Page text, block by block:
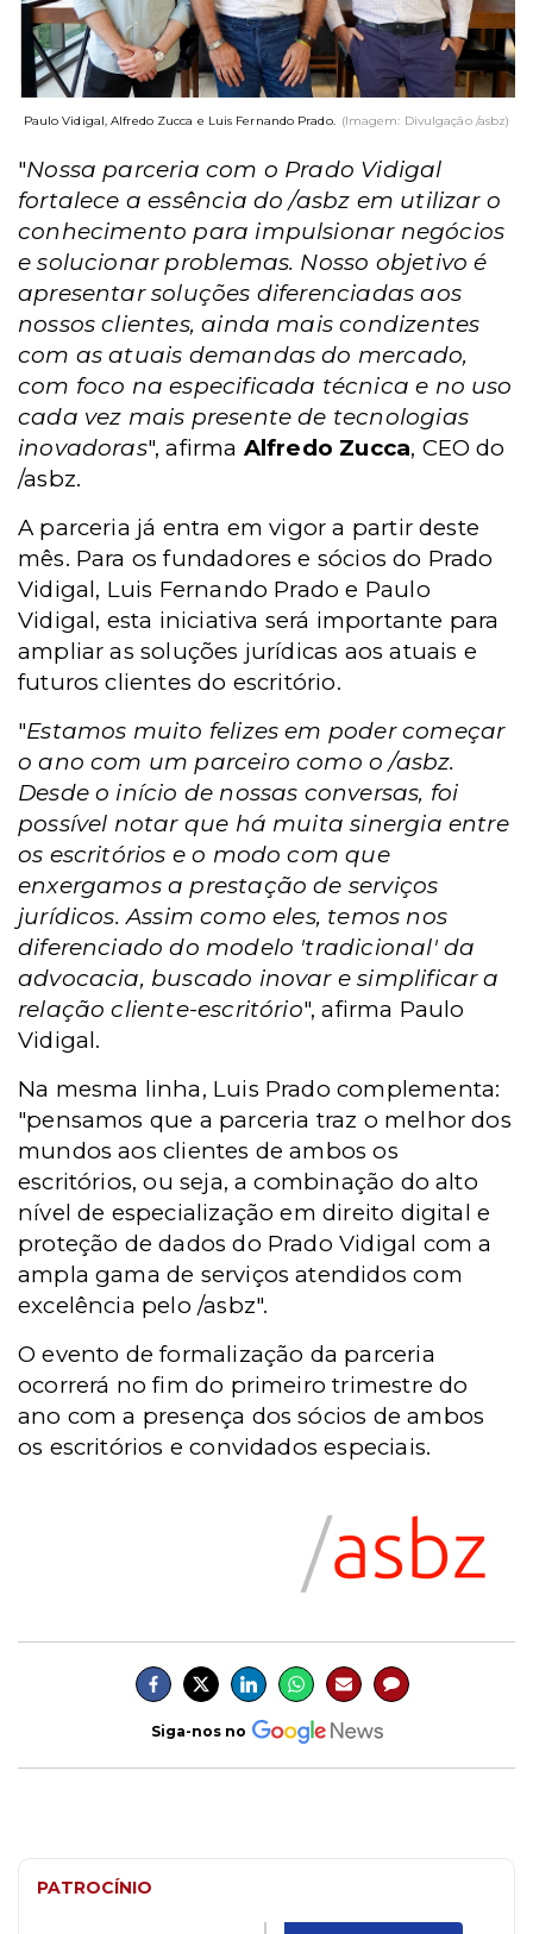
Paulo Vidigal, Alfredo Zucca e Luis Fernando Prado. (Imagem: Divulgação /asbz)
"Nossa parceria com o Prado Vidigal
fortalece a essência do /asbz em utilizar o
conhecimento para impulsionar negócios
e solucionar problemas. Nosso objetivo é
apresentar soluções diferenciadas aos
nossos clientes, ainda mais condizentes
com as atuais demandas do mercado,
com foco na especificada técnica e no uso
cada vez mais presente de tecnologias
inovadoras", afirma Alfredo Zucca, CEO do
/asbz.
A parceria já entra em vigor a partir deste
mês. Para os fundadores e sócios do Prado
Vidigal, Luis Fernando Prado e Paulo
Vidigal, esta iniciativa será importante para
ampliar as soluções jurídicas aos atuais e
futuros clientes do escritório.
"Estamos muito felizes em poder começar
o ano com um parceiro como o /asbz.
Desde o início de nossas conversas, foi
possível notar que há muita sinergia entre
os escritórios e o modo com que
enxergamos a prestação de serviços
jurídicos. Assim como eles, temos nos
diferenciado do modelo 'tradicional' da
advocacia, buscado inovar e simplificar a
relação cliente-escritório", afirma Paulo
Vidigal.
Na mesma linha, Luis Prado complementa:
"pensamos que a parceria traz o melhor dos
mundos aos clientes de ambos os
escritórios, ou seja, a combinação do alto
nível de especialização em direito digital e
proteção de dados do Prado Vidigal com a
ampla gama de serviços atendidos com
excelência pelo /asbz".
O evento de formalização da parceria
ocorrerá no fim do primeiro trimestre do
ano com a presença dos sócios de ambos
os escritórios e convidados especiais.
Siga-nos no
PATROCÍNIO